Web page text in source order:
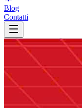
Blog
Contatti